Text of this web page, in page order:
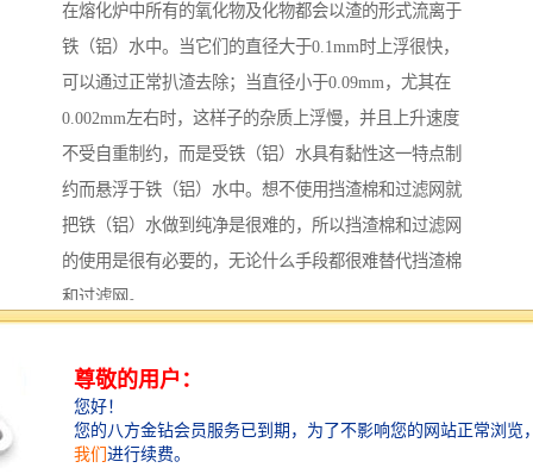
在熔化炉中所有的氧化物及化物都会以渣的形式流离于
铁（铝）水中。当它们的直径大于0.1mm时上浮很快，
可以通过正常扒渣去除；当直径小于0.09mm，尤其在
0.002mm左右时，这样子的杂质上浮慢，并且上升速度
不受自重制约，而是受铁（铝）水具有黏性这一特点制
约而悬浮于铁（铝）水中。想不使用挡渣棉和过滤网就
把铁（铝）水做到纯净是很难的，所以挡渣棉和过滤网
的使用是很有必要的，无论什么手段都很难替代挡渣棉
和过滤网。